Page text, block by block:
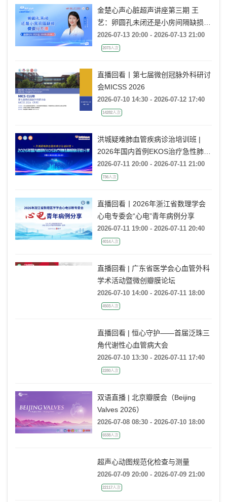
金楚心声心脏超声讲座第三期 王
艺：卵圆孔未闭还是小房间隔缺损，
傻傻分不清
2026-07-13 20:00 - 2026-07-13 21:00
2073人次
直播回看丨第七届微创冠脉外科研讨
会MICSS 2026
2026-07-10 14:30 - 2026-07-12 17:40
14282人次
洪城疑难肺血管疾病诊治培训班 |
2026年国内首例EKOS治疗急性肺栓
塞经验分享
2026-07-11 20:00 - 2026-07-11 21:00
736人次
直播回看丨2026年浙江省数理学会
心电专委会“心电”青年病例分享
2026-07-11 19:00 - 2026-07-11 20:40
4014人次
直播回看 | 广东省医学会心血管外科
学术活动暨微创瓣膜论坛
2026-07-10 14:00 - 2026-07-11 18:00
4503人次
直播回看 | 恒心守护——首届泛珠三
角代谢性心血管病大会
2026-07-10 13:30 - 2026-07-11 17:40
2280人次
双语直播 | 北京瓣膜会（Beijing
Valves 2026）
2026-07-08 08:30 - 2026-07-10 18:00
6538人次
超声心动图规范化检查与测量
2026-07-09 20:00 - 2026-07-09 21:00
22117人次